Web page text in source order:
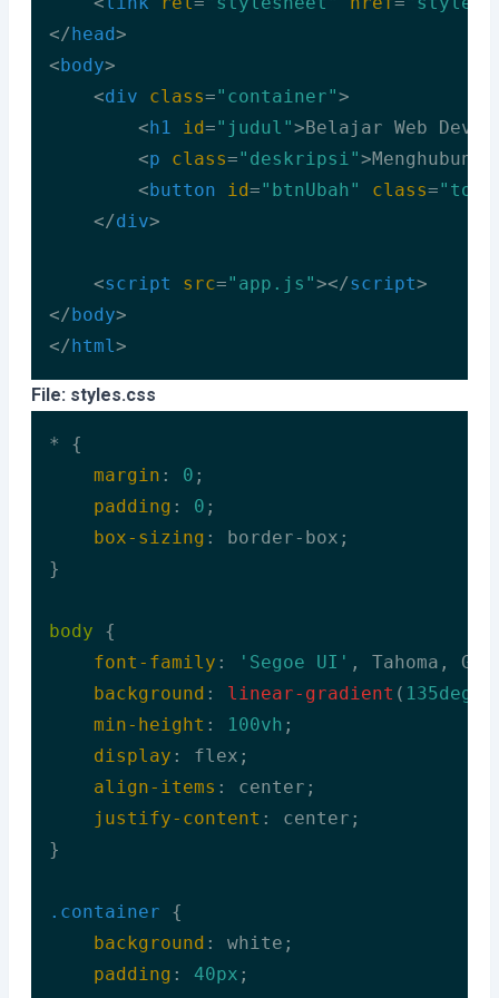
</head>
<body>
<div class="container">
<h1 id="judul">Belajar Web
<p class="deskripsi">
<button id="btnUbah" class=
</div>
<script src="app.js"></script>
</body>
</html>
Code language:
File: styles.css
* {
margin : 0 ;
padding : 0 ;
box-sizing : border-box;
}
body {
font-family : 'Segoe UI' , Tahoma,
background : linear-gradient ( 135deg
min-height : 100vh ;
display : flex;
align-items : center;
justify-content : center;
}
.container {
background : white;
padding : 40px ;